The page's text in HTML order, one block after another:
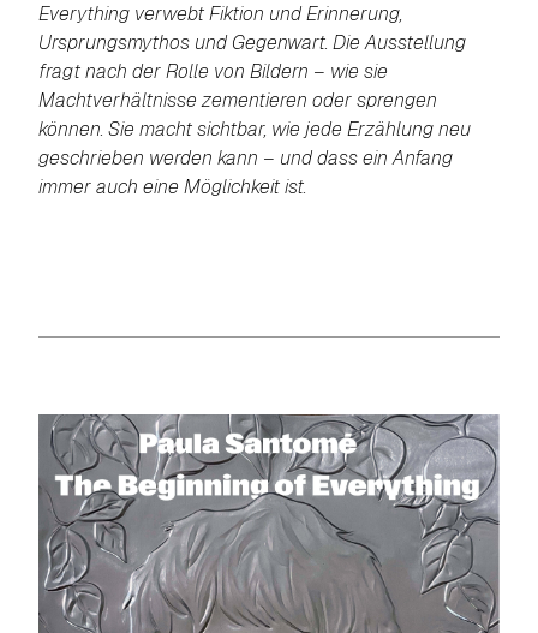
Everything verwebt Fiktion und Erinnerung,
Ursprungsmythos und Gegenwart. Die Ausstellung
fragt nach der Rolle von Bildern – wie sie
Machtverhältnisse zementieren oder sprengen
können. Sie macht sichtbar, wie jede Erzählung neu
geschrieben werden kann – und dass ein Anfang
immer auch eine Möglichkeit ist.